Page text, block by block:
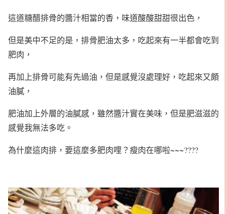
這道糖醋排骨的醬汁相當的香，味道酸酸甜甜很出色，
但是美中不足的是，排骨肥油太多，吃起來有一半都會吃到
肥肉，
再加上排骨可能有先過油，但是感覺沒處理好，吃起來又頗
油膩，
肥油加上外層的油膩感，雖然醬汁實在美味，但是肥滋滋的
感覺我無法多吃。
為什麼這肉排，要這麼多肥肉哩？瘦肉在哪啦~~~????